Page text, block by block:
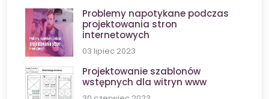
Problemy napotykane podczas
projektowania stron
internetowych
03 lipiec 2023
Projektowanie szablonów
wstępnych dla witryn www